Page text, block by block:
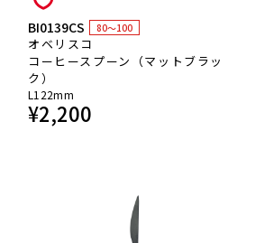
BI0139CS 80～100
オベリスコ
コーヒースプーン（マットブラッ
ク）
L122mm
¥2,200